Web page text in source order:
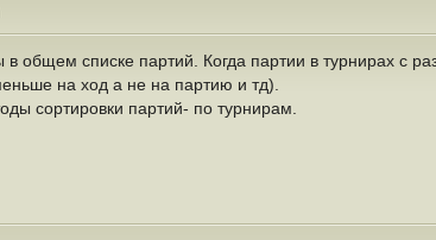
в общем списке партий. Когда партии в турнирах с
на ход а не на партию и тд).
сортировки партий- по турнирам.